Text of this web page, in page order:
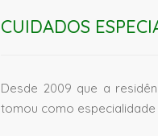
CUIDADOS
Desde 2009 que a
tomou como especialidade